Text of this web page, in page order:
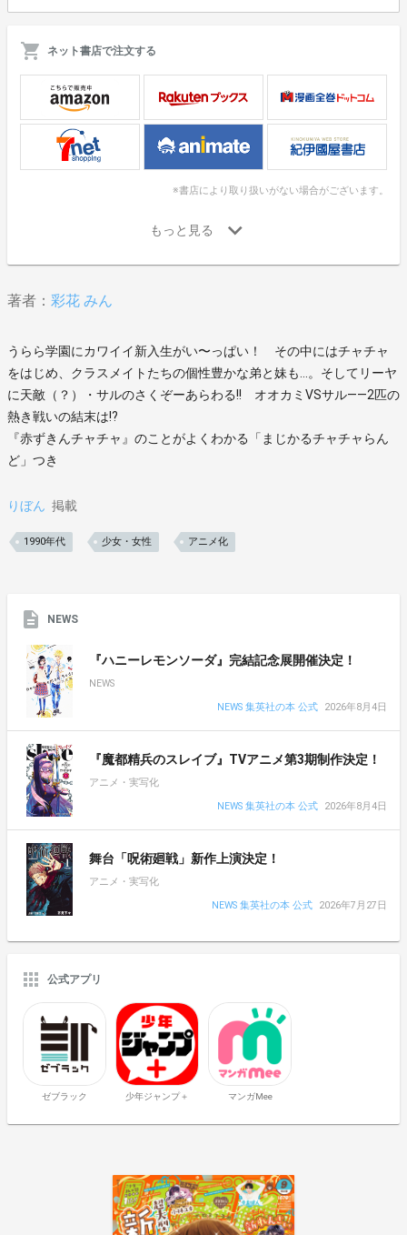
ネット書店で注文する
※書店により取り扱いがない場合がございます。
著者： 彩花 みん
うらら学園にカワイイ新入生がい〜っぱい！ その中にはチャチャ
をはじめ、クラスメイトたちの個性豊かな弟と妹も…。そしてリーヤ
に天敵（？）・サルのさくぞーあらわる!! オオカミVSサル――2匹の
熱き戦いの結末は!?
『赤ずきんチャチャ』のことがよくわかる「まじかるチャチャらん
ど」つき
りぼん 掲載
1990年代 少女・女性 アニメ化
NEWS
『ハニーレモンソーダ』完結記念展開催決定！
NEWS
NEWS 集英社の本 公式
2026年8月4日
『魔都精兵のスレイブ』TVアニメ第3期制作決定！
アニメ・実写化
NEWS 集英社の本 公式
2026年8月4日
舞台「呪術廻戦」新作上演決定！
アニメ・実写化
NEWS 集英社の本 公式
2026年7月27日
公式アプリ
ゼブラック 少年ジャンプ＋ マンガMee